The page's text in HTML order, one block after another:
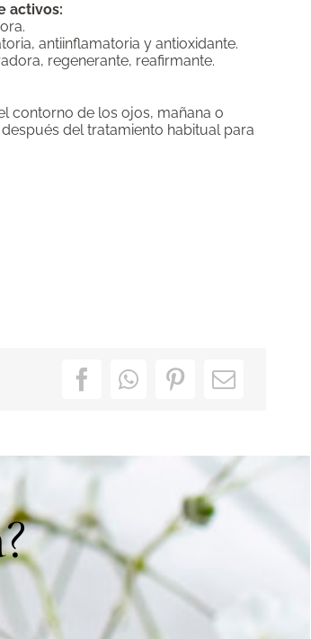
activos:
antiinflamatoria y antioxidante.
regenerante, reafirmante.
contorno de los ojos, mañana o
del tratamiento habitual para